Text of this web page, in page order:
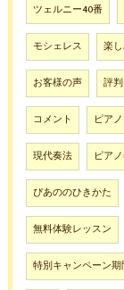
ツェルニー40番
モシェレス 楽
お客様の声 評判
コメント ピア
現代奏法 ピア
ぴあののひきかた
無料体験レッスン
特別キャンペーン期